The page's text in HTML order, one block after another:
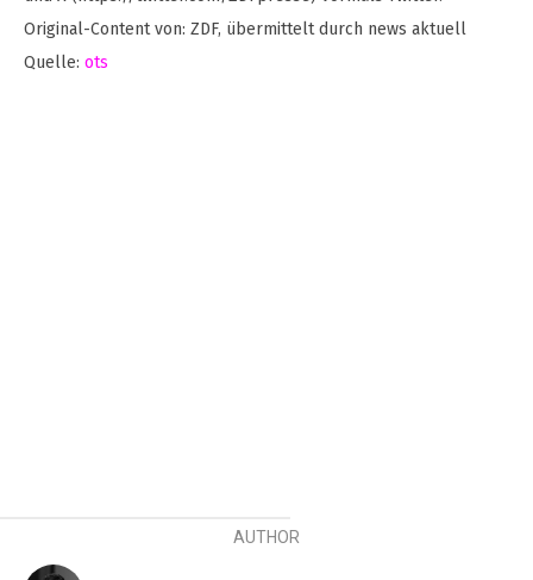
Original-Content von: ZDF, übermittelt durch news aktuell
Quelle: ots
AUTHOR